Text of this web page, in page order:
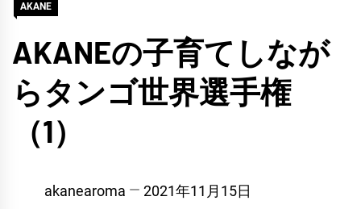
AKANE
AKANEの子育てしなが
らタンゴ世界選手権
（1）
akanearoma 2021年11月15日